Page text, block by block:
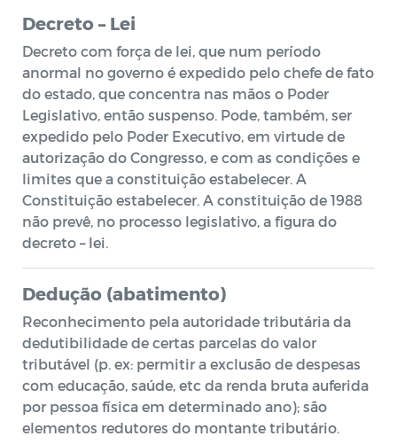
Decreto – Lei
Decreto com força de lei, que num período
anormal no governo é expedido pelo chefe de fato
do estado, que concentra nas mãos o Poder
Legislativo, então suspenso. Pode, também, ser
expedido pelo Poder Executivo, em virtude de
autorização do Congresso, e com as condições e
limites que a constituição estabelecer. A
Constituição estabelecer. A constituição de 1988
não prevê, no processo legislativo, a figura do
decreto – lei.
Dedução (abatimento)
Reconhecimento pela autoridade tributária da
dedutibilidade de certas parcelas do valor
tributável (p. ex: permitir a exclusão de despesas
com educação, saúde, etc da renda bruta auferida
por pessoa física em determinado ano); são
elementos redutores do montante tributário.